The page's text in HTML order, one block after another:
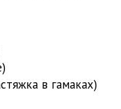
в гамаках)